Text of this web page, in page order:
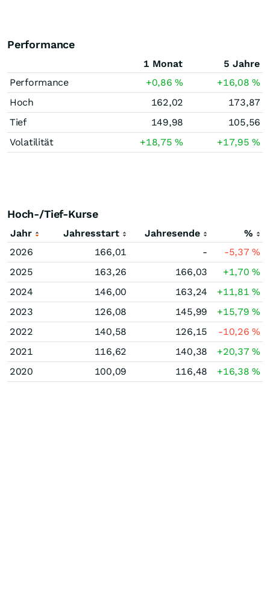
Performance
1 Monat
5 Jahre
Performance
+0,86% +16,08%
Hoch
162,02
173,87
Tief
149,98
105,56
Volatilität
+18,75% +17,95%
Hoch-/Tief-Kurse
Jahr Jahresstart Jahresende
%
2026
166,01 - -5,37%
2025
163,26 166,03 +1,70%
2024
146,00 163,24 +11,81%
2023
126,08 145,99 +15,79%
2022
140,58 126,15 -10,26%
2021
116,62 140,38 +20,37%
2020
100,09 116,48 +16,38%